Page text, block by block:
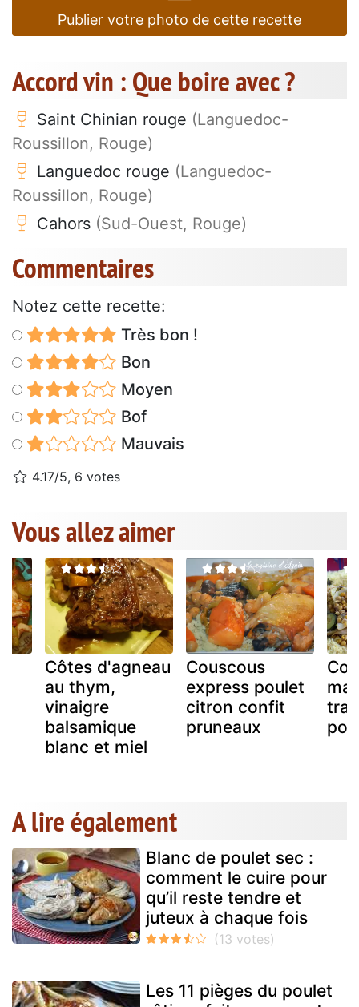
Publier votre photo de cette recette
Accord vin : Que boire avec ?
Saint Chinian rouge (Languedoc-
Roussillon, Rouge)
Languedoc rouge (Languedoc-
Roussillon, Rouge)
Cahors (Sud-Ouest, Rouge)
Commentaires
Notez cette recette:
Très bon !
Bon
Moyen
Bof
Mauvais
4.17/5, 6 votes
Vous allez aimer
Côtes d'agneau
au thym,
vinaigre
balsamique
blanc et miel
Couscous
express poulet
citron confit
pruneaux
A lire également
Blanc de poulet sec :
comment le cuire pour
qu’il reste tendre et
juteux à chaque fois
Les 11 pièges du poulet